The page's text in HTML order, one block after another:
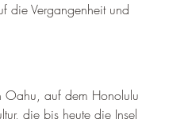
die Vergangenheit und
auf dem Honolulu
die bis heute die Insel